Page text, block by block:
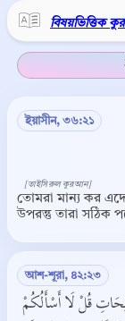
বিষয়ভিত্তিক
ইয়াসীন, ৩৬:২১
তোমরা মান্য কর
উপরন্তু তারা সঠিক
[তাইসিরুল কুরআন]
আশ-শূরা, ৪২:২৩
قُلْ لَا أَسْأَلُكُمْ